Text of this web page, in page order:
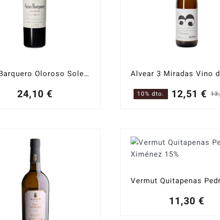
Gran Barquero Oloroso Solera 25 años
24,10 € 12,51€
10% dto.
11,30 €